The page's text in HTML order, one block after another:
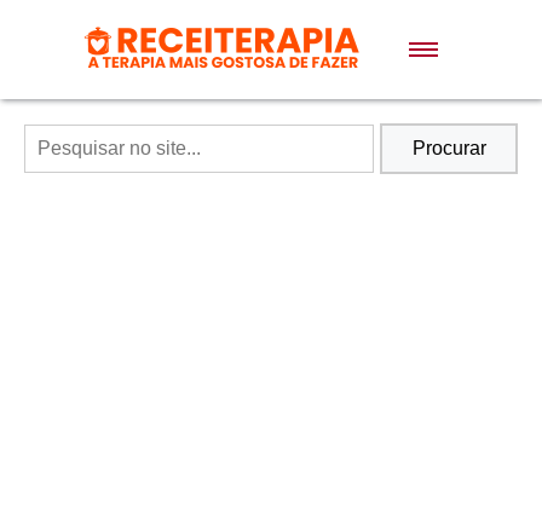
Doces e Sobremesas
Air Fryer
Procurar